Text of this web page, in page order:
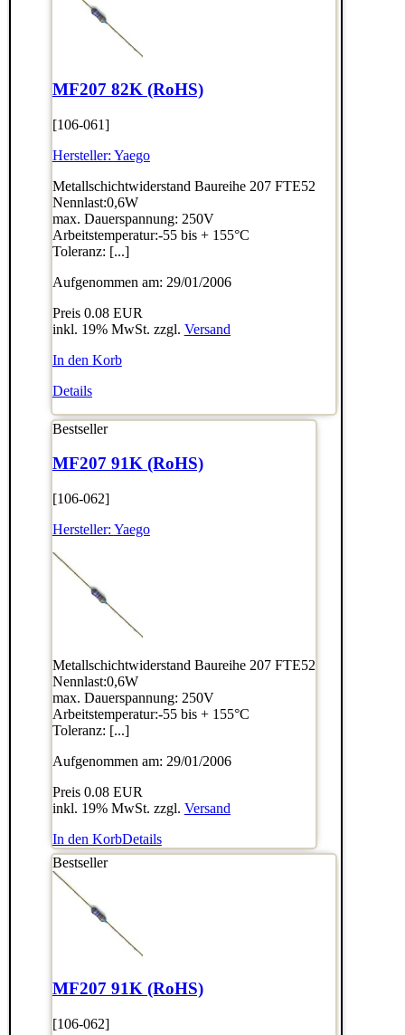
MF207 82K (RoHS)
[106-061]
Hersteller: Yaego
Metallschichtwiderstand Baureihe 207 FTE52
Nennlast:0,6W
max. Dauerspannung: 250V
Arbeitstemperatur:-55 bis + 155°C
Toleranz: [...]
Aufgenommen am: 29/01/2006
Preis 0.08 EUR
inkl. 19% MwSt. zzgl. Versand
In den Korb
Details
Bestseller
MF207 91K (RoHS)
[106-062]
Hersteller: Yaego
Metallschichtwiderstand Baureihe 207 FTE52
Nennlast:0,6W
max. Dauerspannung: 250V
Arbeitstemperatur:-55 bis + 155°C
Toleranz: [...]
Aufgenommen am: 29/01/2006
Preis 0.08 EUR
inkl. 19% MwSt. zzgl. Versand
In den KorbDetails
Bestseller
MF207 91K (RoHS)
[106-062]